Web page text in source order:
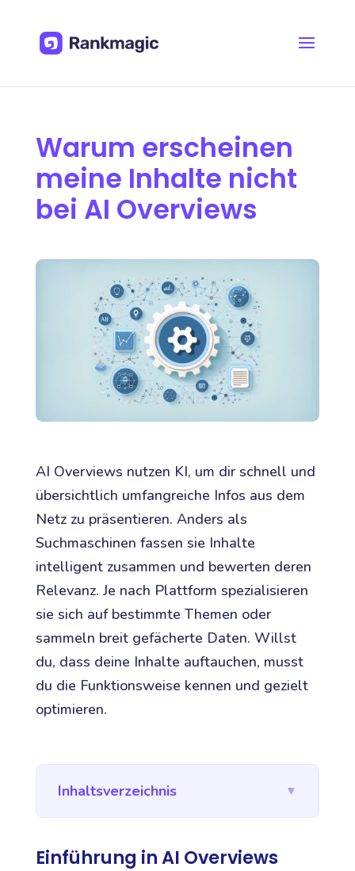
Warum erscheinen
meine Inhalte nicht
bei AI Overviews
AI Overviews nutzen KI, um dir schnell und
übersichtlich umfangreiche Infos aus dem
Netz zu präsentieren. Anders als
Suchmaschinen fassen sie Inhalte
intelligent zusammen und bewerten deren
Relevanz. Je nach Plattform spezialisieren
sie sich auf bestimmte Themen oder
sammeln breit gefächerte Daten. Willst
du, dass deine Inhalte auftauchen, musst
du die Funktionsweise kennen und gezielt
optimieren.
Inhaltsverzeichnis ▼
Einführung in AI Overviews